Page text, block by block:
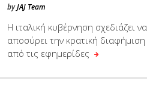
byJAJ Team
Η ιταλική κυβέρνηση σχεδιάζει να
αποσύρει την κρατική διαφήμιση
από τις εφημερίδες